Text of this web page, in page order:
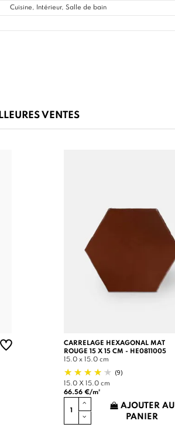
Cuisine, Intérieur, Salle de bain
VENTES
CARRELAGE HEXAGONAL MAT
ROUGE 15 X 15 CM - HE0811005
15.0 x 15.0 cm
(9)
15.0 X 15.0 cm
66.56 €/m²
AJOUTER AU
PANIER